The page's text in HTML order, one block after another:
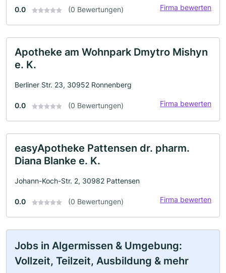
0.0 (0 Bewertungen) Firma bewerten
Apotheke am Wohnpark Dmytro Mishyn
e. K.
Berliner Str. 23, 30952 Ronnenberg
0.0 (0 Bewertungen) Firma bewerten
easyApotheke Pattensen dr. pharm.
Diana Blanke e. K.
Johann-Koch-Str. 2, 30982 Pattensen
0.0 (0 Bewertungen) Firma bewerten
Jobs in Algermissen & Umgebung:
Vollzeit, Teilzeit, Ausbildung & mehr